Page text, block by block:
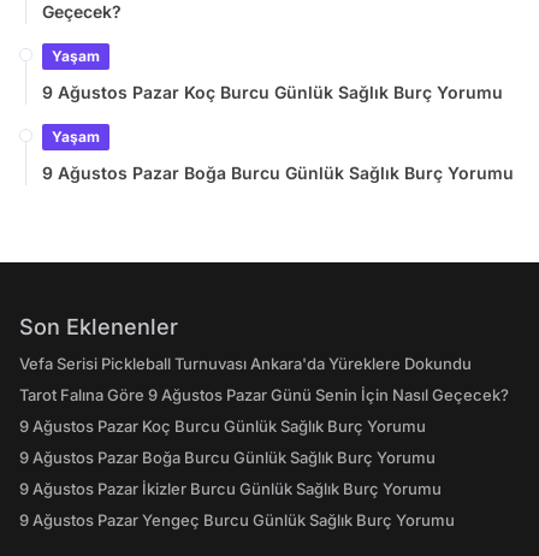
Geçecek?
Yaşam
9 Ağustos Pazar Koç Burcu Günlük Sağlık Burç Yorumu
Yaşam
9 Ağustos Pazar Boğa Burcu Günlük Sağlık Burç Yorumu
Son Eklenenler
Vefa Serisi Pickleball Turnuvası Ankara'da Yüreklere Dokundu
Tarot Falına Göre 9 Ağustos Pazar Günü Senin İçin Nasıl Geçecek?
9 Ağustos Pazar Koç Burcu Günlük Sağlık Burç Yorumu
9 Ağustos Pazar Boğa Burcu Günlük Sağlık Burç Yorumu
9 Ağustos Pazar İkizler Burcu Günlük Sağlık Burç Yorumu
9 Ağustos Pazar Yengeç Burcu Günlük Sağlık Burç Yorumu